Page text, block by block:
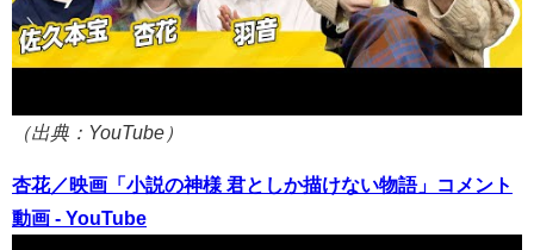
（出典：YouTube）
杏花／映画「小説の神様 君としか描けない物語」コメント
動画 - YouTube